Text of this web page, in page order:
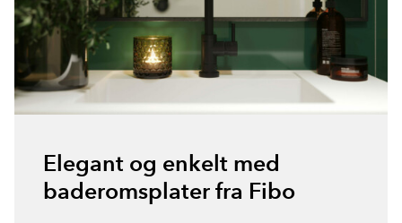
Elegant og enkelt med
baderomsplater fra Fibo